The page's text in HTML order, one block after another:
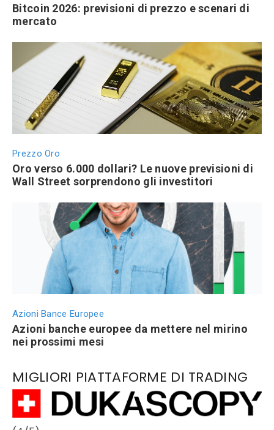
Bitcoin 2026: previsioni di prezzo e scenari di
mercato
Prezzo Oro
Oro verso 6.000 dollari? Le nuove previsioni di
Wall Street sorprendono gli investitori
Azioni Bance Europee
Azioni banche europee da mettere nel mirino
nei prossimi mesi
MIGLIORI PIATTAFORME DI TRADING